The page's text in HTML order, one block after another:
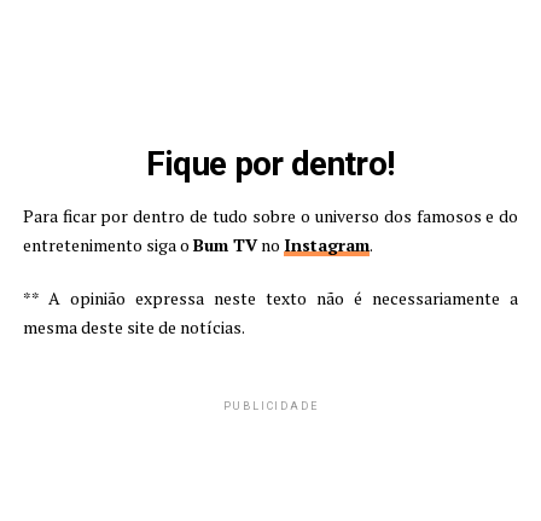
Fique por dentro!
Para ficar por dentro de tudo sobre o universo dos famosos e do
entretenimento siga o Bum TVno Instagram.
** A opinião expressa neste texto não é necessariamente a
mesma deste site de notícias.
PUBLICIDADE